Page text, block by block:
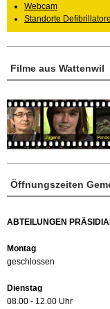
Öffnungszeiten
ABTEILUNGEN
Montag
geschlossen
Dienstag
08.00 - 12.00 Uhr
Filme aus Wattenwil
Webcam
Standorte